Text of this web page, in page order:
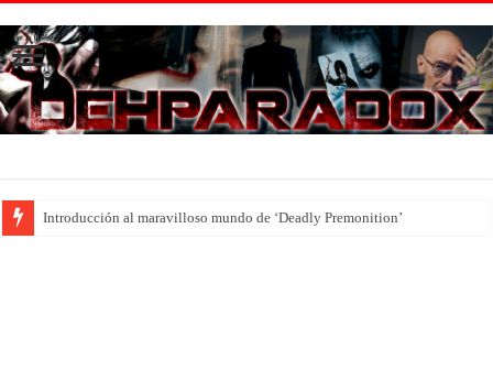
Introducción al maravilloso mundo de ‘Deadly Premonition’